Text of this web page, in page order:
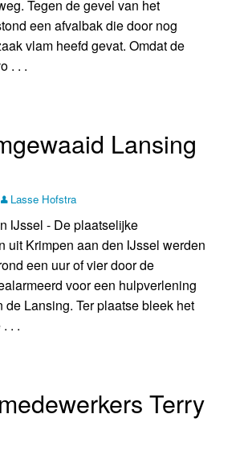
Tegen de gevel van het
een afvalbak die door nog
vlam heefd gevat. Omdat de
. . .
Lansing
Lasse Hofstra
IJssel - De plaatselijke
uit Krimpen aan den IJssel werden
een uur of vier door de
voor een hulpverlening
de Lansing. Ter plaatse bleek het
. .
Terry